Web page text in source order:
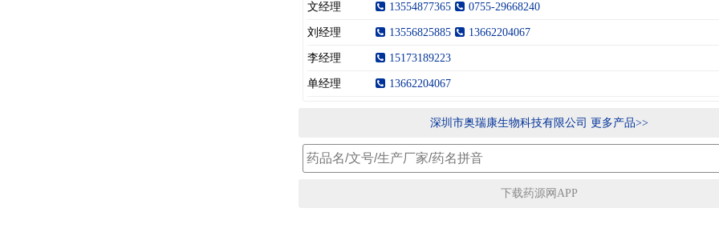
文经理 13554877365 0755-29668240
刘经理 13556825885 13662204067
李经理 15173189223
单经理 13662204067
深圳市奥瑞康生物科技有限公司 更多产品>>
下载药源网APP